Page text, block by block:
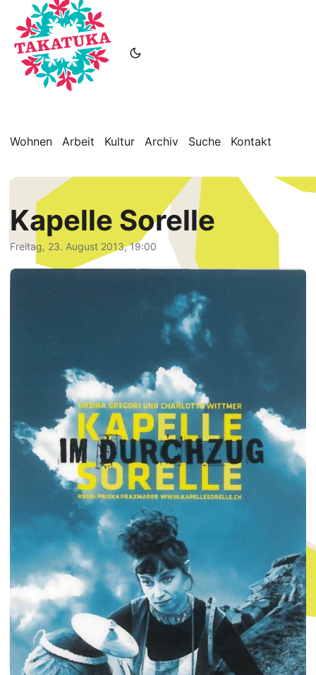
Wohnen Arbeit Kultur Archiv Suche Kontakt
Kapelle Sorelle
Freitag, 23. August 2013, 19:00